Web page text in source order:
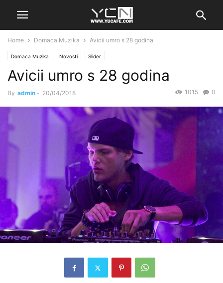
Home Domaca Muzika Avicii umro s 28 godina
Domaca Muzika Novosti Slider
Avicii umro s 28 godina
By admin - 20/04/2018 0
1015